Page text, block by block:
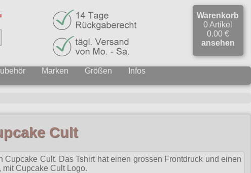
Warenkorb
0 Artikel
0.00 €
ansehen
Marken Größen
Infos
Cult
Cupcake Cult. Das Tshirt hat einen grossen Frontdruck und einen
Cupcake Cult Logo.